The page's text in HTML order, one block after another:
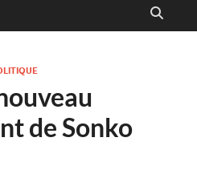
de Sonko